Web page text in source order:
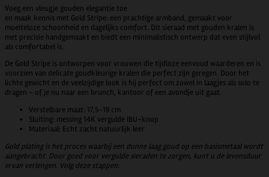
Voeg een vleugje gouden elegantie toe
en maak kennis met Gold Stripe: een prachtige armband, gemaakt voor
moeiteloze schoonheid en dagelijks comfort. Dit sieraad met gouden kralen is
met precisie handgemaakt en biedt een minimalistisch ontwerp dat even stijlvol
als comfortabel is.
De Gold Stripe is ontworpen voor vrouwen die tijdloze eenvoud waarderen en is
voorzien van delicate goudkleurige kralen die perfect zijn geregen. Door het
lichte gewicht en de veelzijdige look is hij perfect om zowel in laagjes als solo te
dragen – of je nu naar een brunch, kantoor of een avondje uit gaat.
Verstelbare maat: 17,5–19 cm
Sluiting: messing 14K vergulde IBU-knop
Materiaal: Echt zacht natuurlijk leer
Gold plating is het proces waarbij een dunne laag goud op een basismetaal wordt
aangebracht. Door goed voor vergulde sieraden te zorgen, kunt u de levensduur
ervan verlengen. Volg deze stappen: